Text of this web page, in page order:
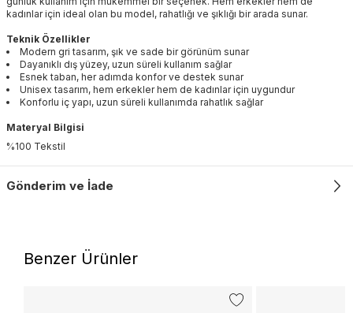
kadınlar için ideal olan bu model, rahatlığı ve şıklığı bir arada sunar.
Teknik Özellikler
Modern gri tasarım, şık ve sade bir görünüm sunar
Dayanıklı dış yüzey, uzun süreli kullanım sağlar
Esnek taban, her adımda konfor ve destek sunar
Unisex tasarım, hem erkekler hem de kadınlar için uygundur
Konforlu iç yapı, uzun süreli kullanımda rahatlık sağlar
Materyal Bilgisi
%100 Tekstil
Gönderim ve İade
Benzer Ürünler